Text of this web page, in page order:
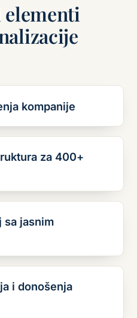
kompanije
za 400+
sa jasnim
i donošenja